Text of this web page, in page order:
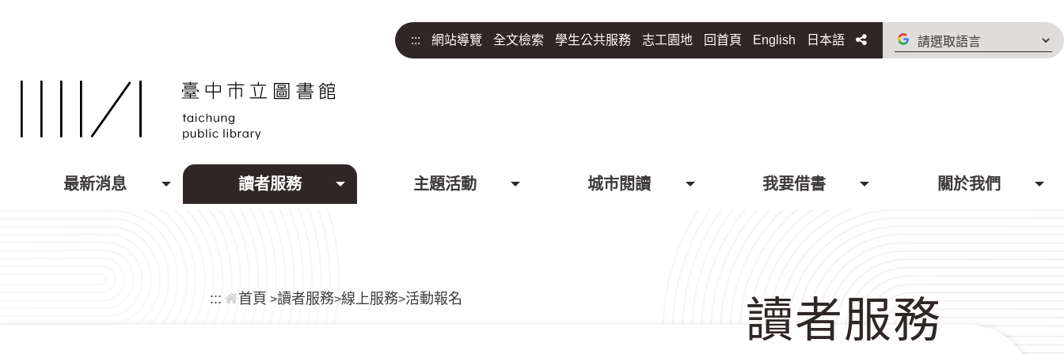
::: 網站導覽 全文檢索 學生公共服務 志工園地 回首頁 English 日本語 分享
請
選
最新消息 讀者服務 主題活動 城市閱讀 我要借書 關於我們
::: 首頁 >讀者服務>線上服務>活動報名 讀者服務